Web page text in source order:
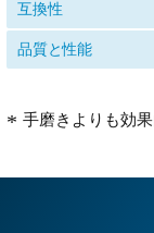
互換性
品質と性能
手磨きよりも効